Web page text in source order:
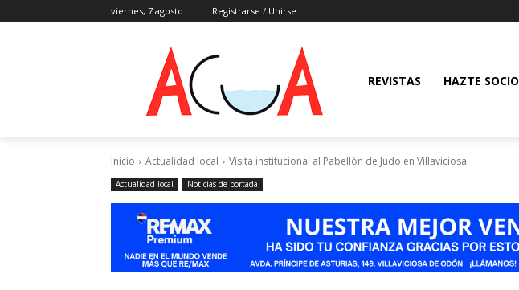
viernes, 7 agosto Registrarse / Unirse
REVISTAS HAZTE SOCIO
Inicio Actualidad local Visita institucional al Pabellón de Judo en Villaviciosa
Actualidad local Noticias de portada